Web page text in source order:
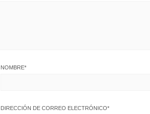
NOMBRE*
DIRECCIÓN DE CORREO ELECTRÓNICO*